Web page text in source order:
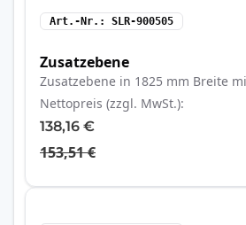
Art.-Nr. SLR-900505
Zusatzebene
Zusatzebene in 1825 mm Breite
Nettopreis (zzgl. MwSt.)
138,16 €
153,51 €